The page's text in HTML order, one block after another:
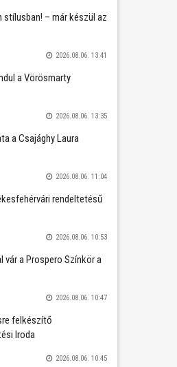
stílusban! – már készül az
2026.08.06. 13:41
a Vörösmarty
2026.08.06. 13:35
a Csajághy Laura
2026.08.06. 11:04
rendeltetésű
2026.08.06. 10:53
a Prospero Színkör a
2026.08.06. 10:47
felkészítő
Iroda
2026.08.06. 10:45